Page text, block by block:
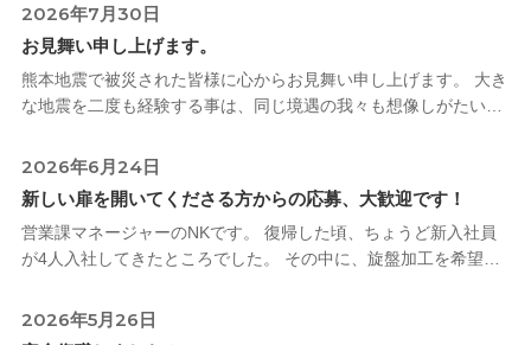
2026年7月30日
お見舞い申し上げます。
熊本地震で被災された皆様に心からお見舞い申し上げます。 大き
な地震を二度も経験する事は、同じ境遇の我々も想像しがたい恐
自身の安全と体調管理を
2026年6月24日
新しい扉を開いてくださる方からの応募、大歓迎です！
営業課マネージャーのNKです。 復帰した頃、ちょうど新入社員
が4人入社してきたところでした。 その中に、旋盤加工を希望す
ます。
2026年5月26日